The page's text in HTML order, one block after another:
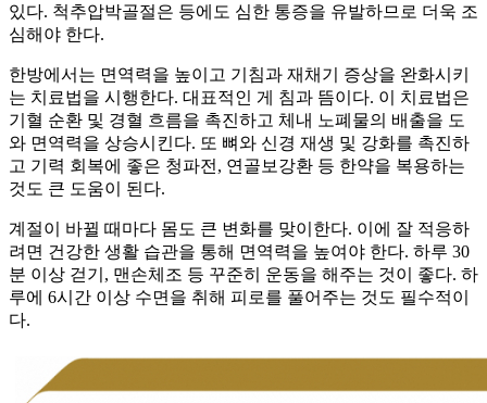
있다. 척추압박골절은 등에도 심한 통증을 유발하므로 더욱 조
심해야 한다.
한방에서는 면역력을 높이고 기침과 재채기 증상을 완화시키
는 치료법을 시행한다. 대표적인 게 침과 뜸이다. 이 치료법은
기혈 순환 및 경혈 흐름을 촉진하고 체내 노폐물의 배출을 도
와 면역력을 상승시킨다. 또 뼈와 신경 재생 및 강화를 촉진하
고 기력 회복에 좋은 청파전, 연골보강환 등 한약을 복용하는
것도 큰 도움이 된다.
계절이 바뀔 때마다 몸도 큰 변화를 맞이한다. 이에 잘 적응하
려면 건강한 생활 습관을 통해 면역력을 높여야 한다. 하루 30
분 이상 걷기, 맨손체조 등 꾸준히 운동을 해주는 것이 좋다. 하
루에 6시간 이상 수면을 취해 피로를 풀어주는 것도 필수적이
다.